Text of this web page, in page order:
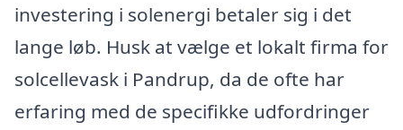
investering i solenergi betaler sig i det
lange løb. Husk at vælge et lokalt firma for
solcellevask i Pandrup, da de ofte har
erfaring med de specifikke udfordringer